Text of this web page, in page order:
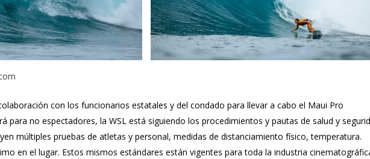
con los funcionarios estatales y del condado para llevar a cabo el Maui Pro
para no espectadores, la WSL está siguiendo los procedimientos y pautas de salud y
múltiples pruebas de atletas y personal, medidas de distanciamiento físico, temperatura.
en el lugar. Estos mismos estándares están vigentes para toda la industria